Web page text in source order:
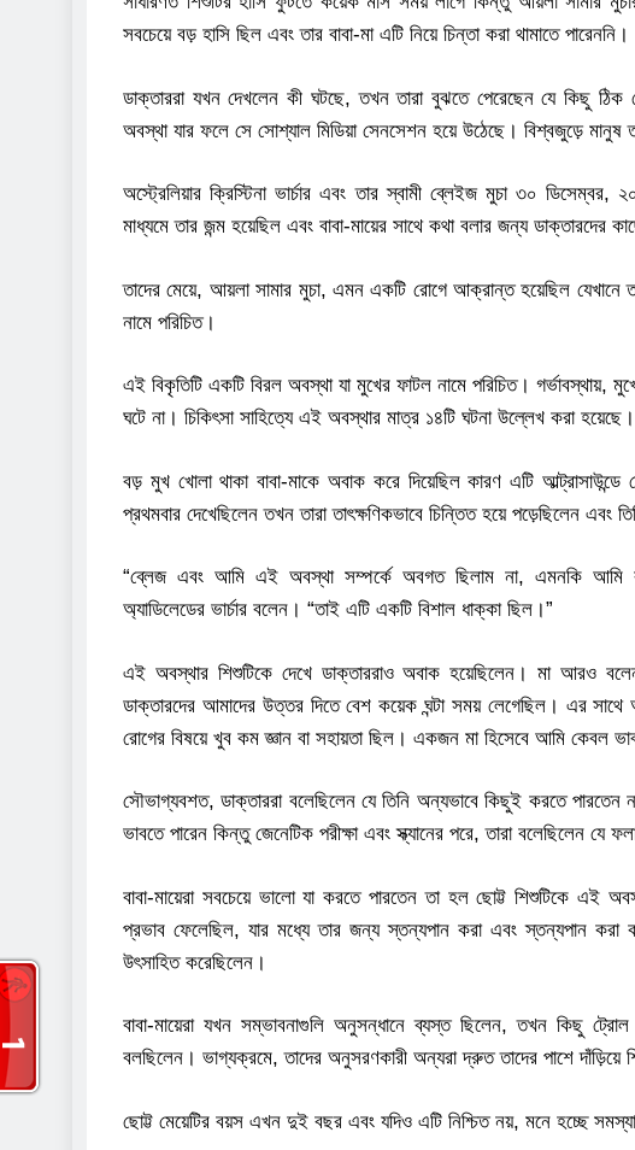
সবচেয়ে বড় হাসি ছিল এবং তার বাবা-মা এটি নিয়ে চিন্তা করা থামাতে পারেননি।
ডাক্তাররা যখন দেখলেন কী ঘটছে, তখন তারা বুঝতে পেরেছেন যে কিছু
অবস্থা যার ফলে সে সোশ্যাল মিডিয়া সেনসেশন হয়ে উঠেছে। বিশ্বজুড়ে মানুষ
অস্ট্রেলিয়ার ক্রিস্টিনা ভার্চার এবং তার স্বামী ব্লেইজ মুচা ৩০ ডিসেম্বর,
মাধ্যমে তার জন্ম হয়েছিল এবং বাবা-মায়ের সাথে কথা বলার জন্য ডাক্তারদের
তাদের মেয়ে, আয়লা সামার মুচা, এমন একটি রোগে আক্রান্ত হয়েছিল যেখানে
নামে পরিচিত।
এই বিকৃতিটি একটি বিরল অবস্থা যা মুখের ফাটল নামে পরিচিত।
ঘটে না। চিকিৎসা সাহিত্যে এই অবস্থার মাত্র ১৪টি ঘটনা উল্লেখ করা হয়েছে।
বড় মুখ খোলা থাকা বাবা-মাকে অবাক করে দিয়েছিল কারণ এটি
প্রথমবার দেখেছিলেন তখন তারা তাৎক্ষণিকভাবে চিন্তিত হয়ে পড়েছিলেন এবং
“ব্লেজ এবং আমি এই অবস্থা সম্পর্কে অবগত ছিলাম না, এমনকি আমি
অ্যাডিলেডের ভার্চার বলেন। “তাই এটি একটি বিশাল ধাক্কা ছিল।”
এই অবস্থার শিশুটিকে দেখে ডাক্তাররাও অবাক হয়েছিলেন। মা আরও
ডাক্তারদের আমাদের উত্তর দিতে বেশ কয়েক ঘন্টা সময় লেগেছিল। এর
রোগের বিষয়ে খুব কম জ্ঞান বা সহায়তা ছিল। একজন মা হিসেবে আমি কেবল
সৌভাগ্যবশত, ডাক্তাররা বলেছিলেন যে তিনি অন্যভাবে কিছুই করতে পারতেন
ভাবতে পারেন কিন্তু জেনেটিক পরীক্ষা এবং স্ক্যানের পরে, তারা বলেছিলেন যে
বাবা-মায়েরা সবচেয়ে ভালো যা করতে পারতেন তা হল ছোট্ট শিশুটিকে এই
প্রভাব ফেলেছিল, যার মধ্যে তার জন্য স্তন্যপান করা এবং স্তন্যপান করা
উৎসাহিত করেছিলেন।
বাবা-মায়েরা যখন সম্ভাবনাগুলি অনুসন্ধানে ব্যস্ত ছিলেন, তখন কিছু ট্রোল
বলছিলেন। ভাগ্যক্রমে, তাদের অনুসরণকারী অন্যরা দ্রুত তাদের পাশে দাঁড়িয়ে
ছোট্ট মেয়েটির বয়স এখন দুই বছর এবং যদিও এটি নিশ্চিত নয়, মনে হচ্ছে